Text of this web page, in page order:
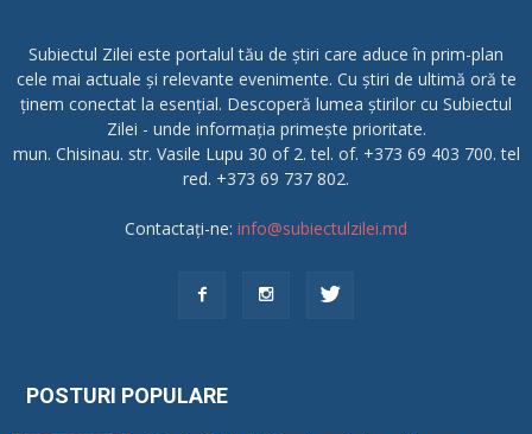
Subiectul Zilei este portalul tău de știri care aduce în prim-plan
cele mai actuale și relevante evenimente. Cu știri de ultimă oră te
ținem conectat la esențial. Descoperă lumea știrilor cu Subiectul
Zilei - unde informația primește prioritate.
mun. Chisinau. str. Vasile Lupu 30 of 2. tel. of. +373 69 403 700. tel
red. +373 69 737 802.
Contactați-ne: info@subiectulzilei.md
POSTURI POPULARE